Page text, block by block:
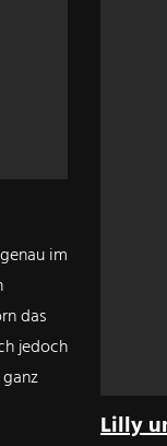
im
das
jedoch
Lilly